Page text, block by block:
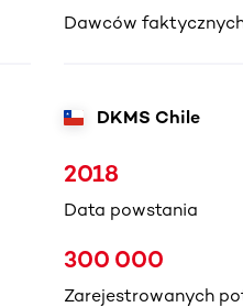
Dawców
DKMS Chile
2018
Data powstania
300 000
Zarejestrowanych